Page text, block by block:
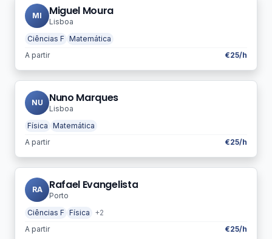
MI Miguel Moura
Lisboa
Ciências F Matemática
A partir
€25/h
NU Nuno Marques
Lisboa
Física Matemática
A partir
€25/h
RA Rafael Evangelista
Porto
Ciências F Física
+2
A partir
€25/h